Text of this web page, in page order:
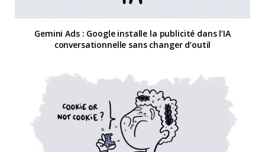
Gemini Ads : Google installe la publicité dans l’IA
conversationnelle sans changer d’outil